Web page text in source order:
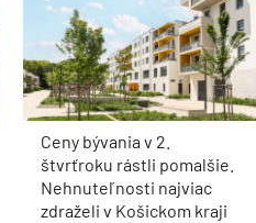
Ceny bývania v 2.
štvrťroku rástli pomalšie.
Nehnuteľnosti najviac
zdraželi v Košickom kraji